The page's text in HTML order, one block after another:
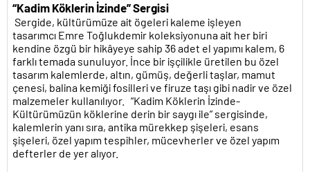
“Kadim Köklerin İzinde” Sergisi
Sergide, kültürümüze ait ögeleri kaleme işleyen
tasarımcı Emre Toğlukdemir koleksiyonuna ait her biri
kendine özgü bir hikâyeye sahip 36 adet el yapımı kalem, 6
farklı temada sunuluyor. İnce bir işçilikle üretilen bu özel
tasarım kalemlerde, altın, gümüş, değerli taşlar, mamut
çenesi, balina kemiği fosilleri ve firuze taşı gibi nadir ve özel
malzemeler kullanılıyor. “Kadim Köklerin İzinde-
Kültürümüzün köklerine derin bir saygı ile” sergisinde,
kalemlerin yanı sıra, antika mürekkep şişeleri, esans
şişeleri, özel yapım tespihler, mücevherler ve özel yapım
defterler de yer alıyor.